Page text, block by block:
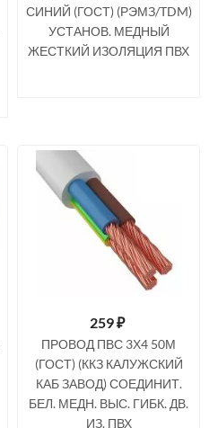
СИНИЙ (ГОСТ) (РЭМЗ/TDM)
УСТАНОВ. МЕДНЫЙ
ЖЕСТКИЙ ИЗОЛЯЦИЯ ПВХ
259₽
ПРОВОД ПВС 3Х4 50М
(ГОСТ) (ККЗ КАЛУЖСКИЙ
КАБ ЗАВОД) СОЕДИНИТ.
БЕЛ. МЕДН. ВЫС. ГИБК. ДВ.
ИЗ. ПВХ